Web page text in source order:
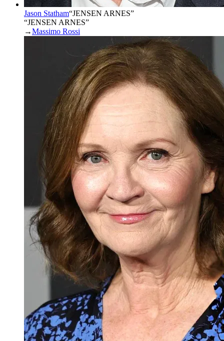
Jason Statham“JENSEN ARNES”
“JENSEN ARNES”
→Massimo Rossi